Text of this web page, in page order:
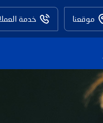
موقعنا خدمة